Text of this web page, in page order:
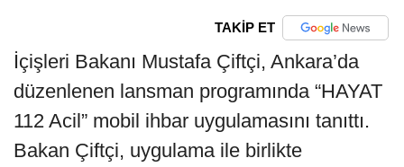
TAKİP ET
İçişleri Bakanı Mustafa Çiftçi, Ankara’da
düzenlenen lansman programında “HAYAT
112 Acil” mobil ihbar uygulamasını tanıttı.
Bakan Çiftçi, uygulama ile birlikte